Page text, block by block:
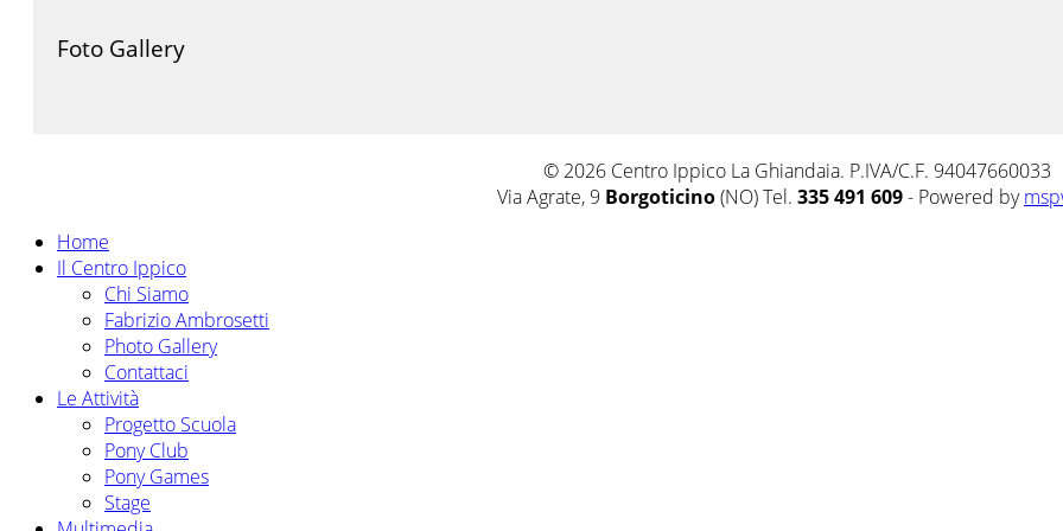
Foto Gallery
© 2026 Centro Ippico La Ghiandaia. P.IVA/C.F. 94047660033
Via Agrate, 9 Borgoticino(NO) Tel. 335 491 609- Powered by
Home
Il Centro Ippico
Chi Siamo
Fabrizio Ambrosetti
Photo Gallery
Contattaci
Le Attività
Progetto Scuola
Pony Club
Pony Games
Stage